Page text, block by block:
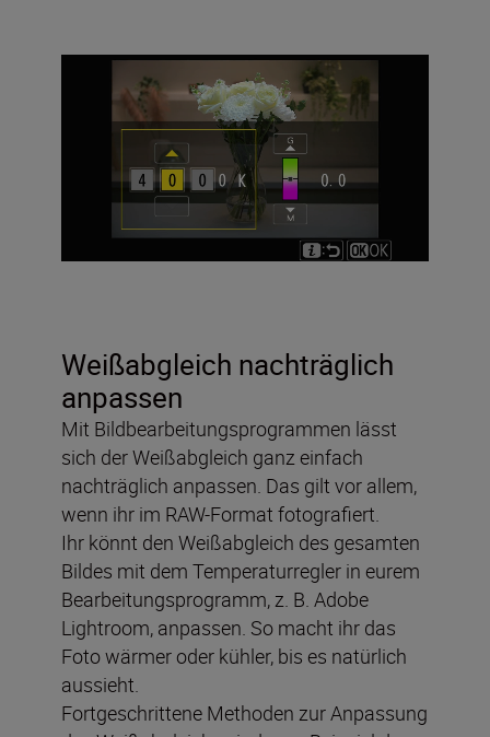
Weißabgleich nachträglich
anpassen
Mit Bildbearbeitungsprogrammen lässt
sich der Weißabgleich ganz einfach
nachträglich anpassen. Das gilt vor allem,
wenn ihr im RAW-Format fotografiert.
Ihr könnt den Weißabgleich des gesamten
Bildes mit dem Temperaturregler in eurem
Bearbeitungsprogramm, z. B. Adobe
Lightroom, anpassen. So macht ihr das
Foto wärmer oder kühler, bis es natürlich
aussieht.
Fortgeschrittene Methoden zur Anpassung